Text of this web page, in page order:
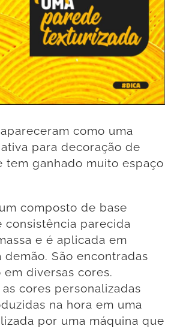
como uma
para decoração de
tem ganhado muito espaço
composto de base
consistência parecida
e é aplicada em
demão. São encontradas
em diversas cores.
cores personalizadas
na hora em uma
por uma máquina que